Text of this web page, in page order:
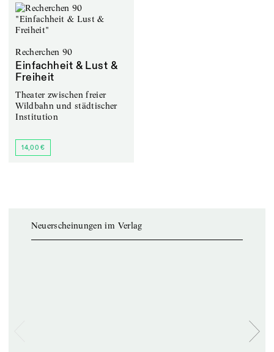
Recherchen 90
Einfachheit & Lust &
Freiheit
Theater zwischen freier
Wildbahn und städtischer
Institution
14,00 €
Neuerscheinungen im Verlag